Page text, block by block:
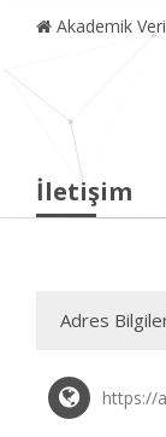
Akademik
İletişim
Adres
https://